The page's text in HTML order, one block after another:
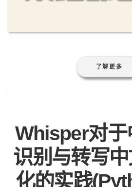
了解更多
Whisper对于
识别与转写
化的实践